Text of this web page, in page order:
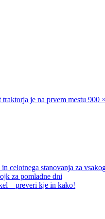
traktorja je na prvem mestu 900
celotnega stanovanja za
za pomladne dni
– preveri kje in kako!